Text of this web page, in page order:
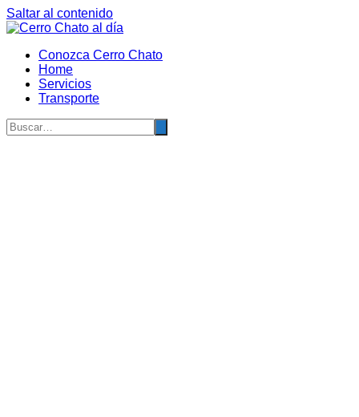
Saltar al contenido
Conozca Cerro Chato
Home
Servicios
Transporte